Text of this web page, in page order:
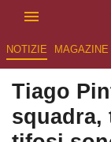
NOTIZIE MAGAZINE
Tiago
squadra,